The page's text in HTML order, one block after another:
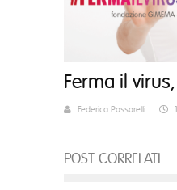
Ferma il
Federica Passarelli
POST CORRELATI